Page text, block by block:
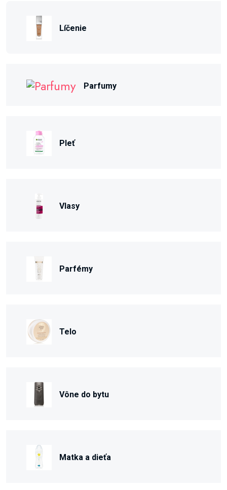
Líčenie
Parfumy
Pleť
Vlasy
Parfémy
Telo
Vône do bytu
Matka a dieťa